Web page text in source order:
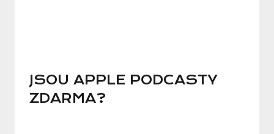
JSOU APPLE PODCASTY
ZDARMA?